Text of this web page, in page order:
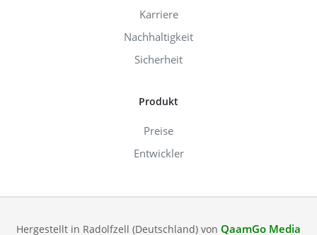
Karriere
Nachhaltigkeit
Sicherheit
Produkt
Preise
Entwickler
Hergestellt in Radolfzell (Deutschland) von QaamGo Media